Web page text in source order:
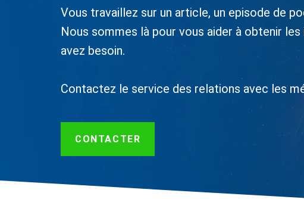
Vous travaillez sur un article, un episode de
Nous sommes là pour vous aider à obtenir
avez besoin.
Contactez le service des relations avec les
CONTACTER